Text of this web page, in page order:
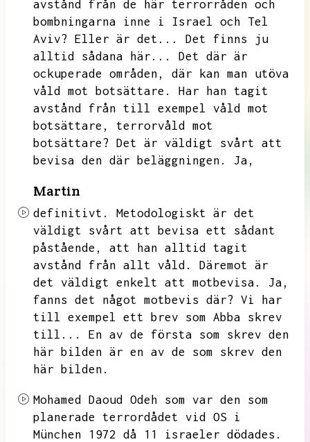
avstånd från de här terrorråden och
bombningarna inne i Israel och Tel
Aviv? Eller är det...
Det finns ju
alltid sådana här...
Det där är
ockuperade områden,
där kan man utöva
våld mot botsättare.
Har han tagit
avstånd från till exempel våld mot
botsättare,
terrorvåld mot
botsättare? Det är väldigt svårt att
bevisa den där beläggningen.
Ja,
Martin
definitivt.
Metodologiskt är det
väldigt svårt att bevisa ett sådant
påstående,
att han alltid tagit
avstånd från allt våld.
Däremot är
det väldigt enkelt att motbevisa.
Ja,
fanns det något motbevis där? Vi har
till exempel ett brev som Abba skrev
till...
En av de första som skrev den
här bilden är en av de som skrev den
här bilden.
Mohamed Daoud Odeh som var den som
planerade terrordådet vid OS i
München 1972 då 11 israeler dödades.